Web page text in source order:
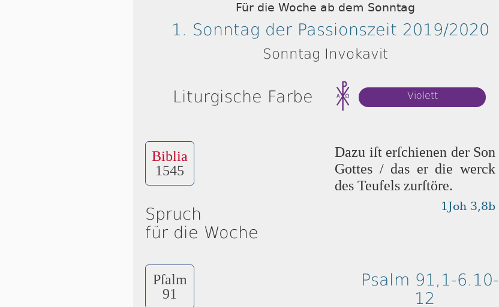
Für die Woche ab dem Sonntag
1. Sonntag der Passionszeit 2019/2020
Sonntag Invokavit
Liturgische Farbe Violett
Biblia
1545
Spruch
für die Woche
Dazu iſt erſchienen der Son
Got­tes / das er die werck
des Teufels zurſtöre.
1Joh 3,8b
Pſalm
91
Psalm 91,1-6.10-
12